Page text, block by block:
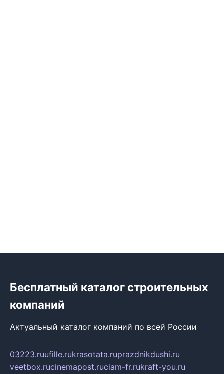
Бесплатный каталог строительных
компаний
Актуальный каталог компаний по всей России
03223.ruufille.rukrasotata.ruprazdnikdushi.ru
veetbox.rucinemapost.ruciam-fr.rukraft-you.ru